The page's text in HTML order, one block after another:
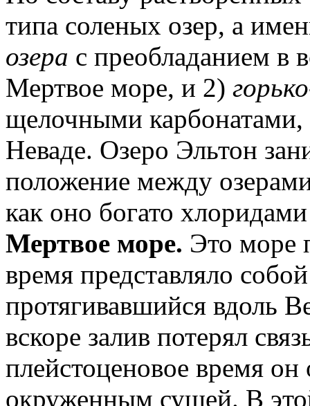
типа соленых озер, а
озера с преобладанием в
Мертвое море, и 2)
щелочными карбонатами,
Неваде. Озеро Эльтон
положение между
как оно богато
Мертвое море. Это море
время представляло
протягивавшийся вдоль
вскоре залив потерял
плейстоценовое время он
окруженным сушей. В